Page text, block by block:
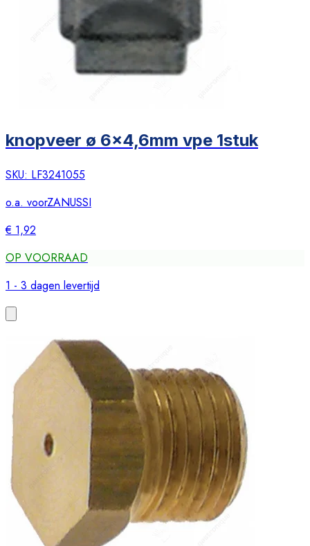
knopveer ø 6x4,6mm vpe 1stuk
SKU: LF3241055
o.a. voorZANUSSI
€ 1,92
OP VOORRAAD
1 - 3 dagen levertijd